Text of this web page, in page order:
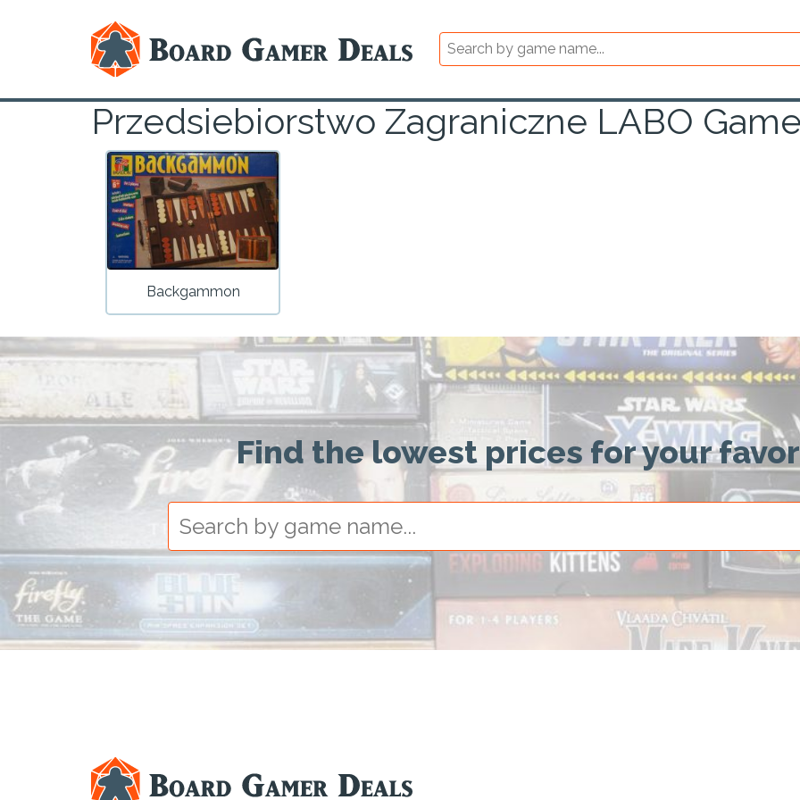
Przedsiebiorstwo Zagraniczne LABO
Backgammon
Find the lowest prices for your